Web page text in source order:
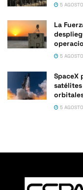
5
La
5
SpaceX
5